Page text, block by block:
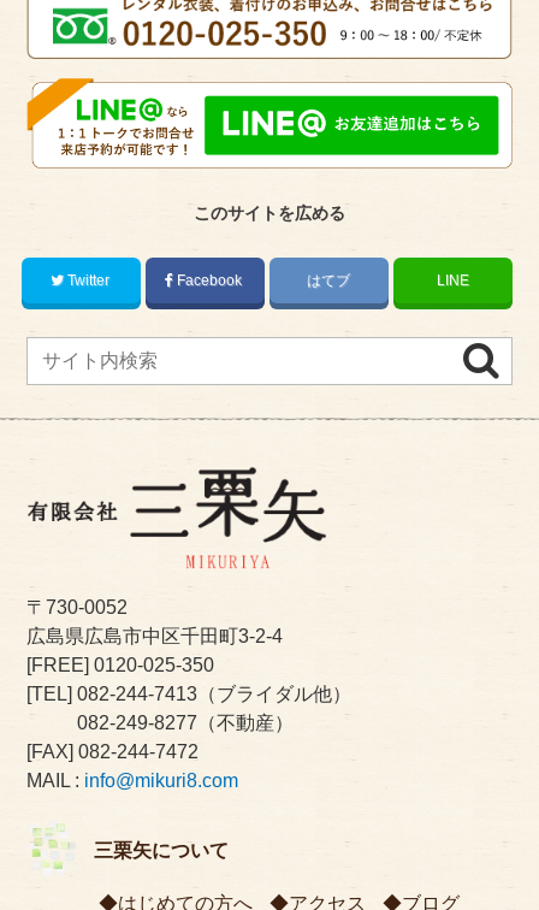
このサイトを広める
Twitter Facebook はてブ LINE
〒730-0052
広島県広島市中区千田町3-2-4
[FREE]0120-025-350
[TEL] 082-244-7413 （ブライダル他）
082-249-8277 （不動産）
[FAX] 082-244-7472
MAIL : info@mikuri8.com
三栗矢について
はじめての方へ アクセス
ブログ